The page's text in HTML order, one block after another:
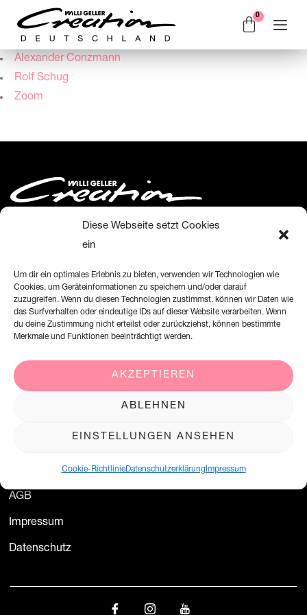
Diese Webseite setzt Cookies
ein
Um dir ein optimales Erlebnis zu bieten, verwenden wir Technologien wie
Cookies, um Geräteinformationen zu speichern und/oder darauf
zuzugreifen. Wenn du diesen Technologien zustimmst, können wir Daten wie
das Surfverhalten oder eindeutige IDs auf dieser Website verarbeiten. Wenn
du deine Zustimmung nicht erteilst oder zurückziehst, können bestimmte
Merkmale und Funktionen beeinträchtigt werden.
AKZEPTIEREN
ABLEHNEN
EINSTELLUNGEN ANSEHEN
Cookie-RichtlinieDatenschutzerklärungImpressum
Alexander Conzmann
Rolf Schug
Zoom
Harkortstraße 2, 58339 Breckerfeld
+49 (0)2338 801 900
office@creation-willigeller.de
Kurse
AGB
Impressum
Datenschutz